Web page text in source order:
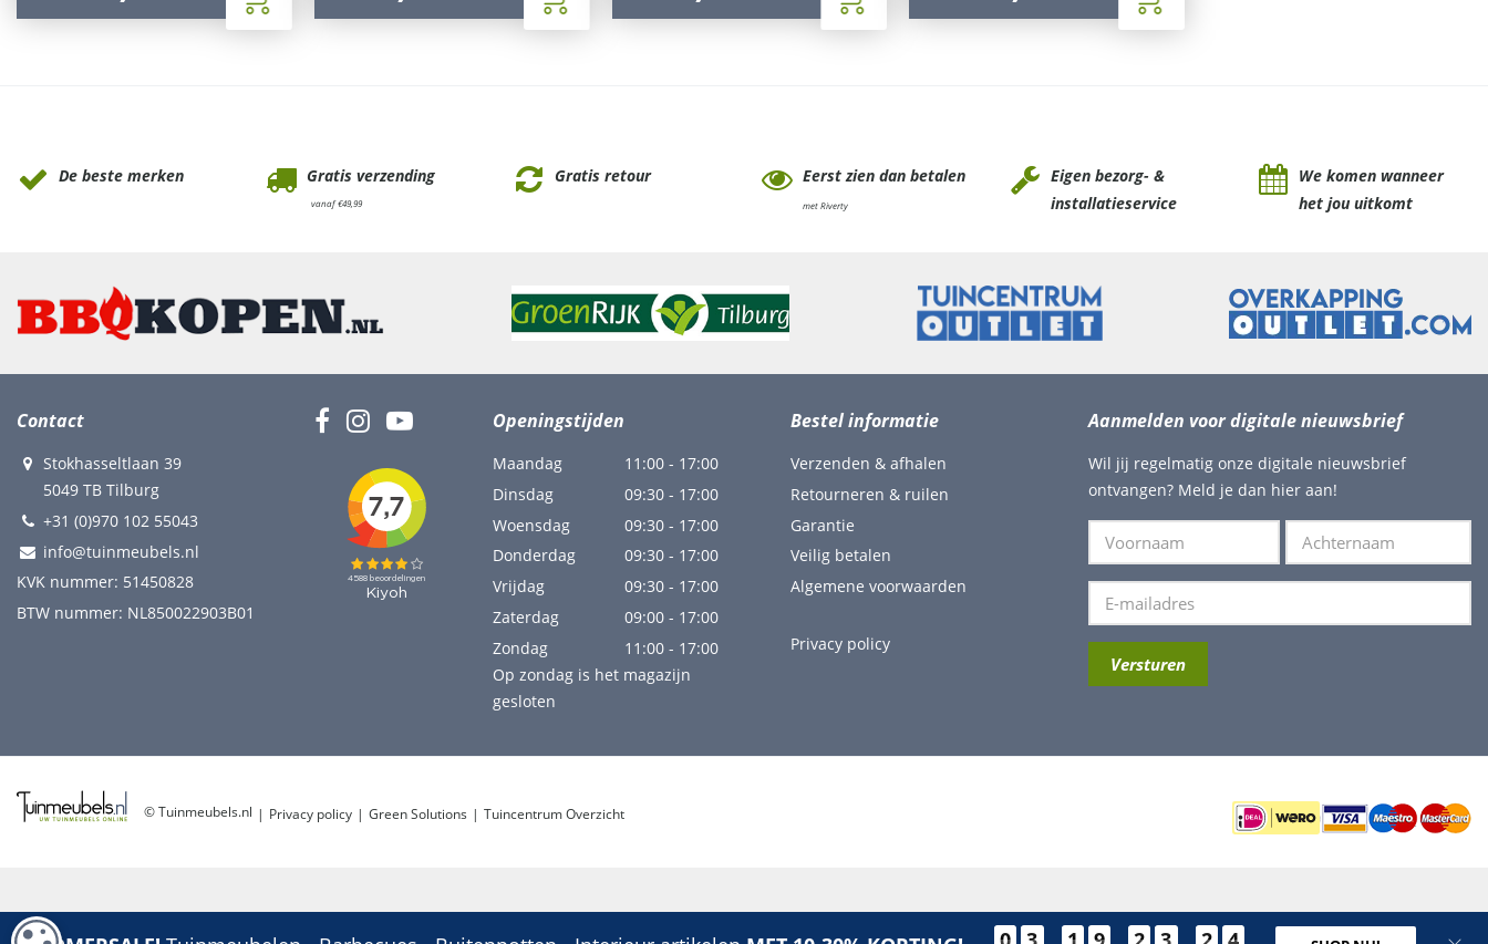
De beste merken Gratis verzending
vanaf €49,99
Gratis retour Eerst zien dan betalen
met Riverty
Eigen bezorg- &
installatieservice
We komen wanneer
het jou uitkomt
Contact
Stokhasseltlaan 39
5049 TB Tilburg
+31 (0)970 102 55043
info@tuinmeubels.nl
KVK nummer: 51450828
BTW nummer: NL850022903B01
Openingstijden
Maandag
11:00 - 17:00
Dinsdag
09:30 - 17:00
Woensdag
09:30 - 17:00
Donderdag
09:30 - 17:00
Vrijdag
09:30 - 17:00
Zaterdag
09:00 - 17:00
Zondag
11:00 - 17:00
Op zondag is het magazijn
gesloten
Bestel informatie
Verzenden & afhalen
Retourneren & ruilen
Garantie
Veilig betalen
Algemene voorwaarden
Privacy policy
Aanmelden voor digitale nieuwsbrief
Wil jij regelmatig onze digitale nieuwsbrief
ontvangen? Meld je dan hier aan!
© Tuinmeubels.nl Privacy policy Green Solutions Tuincentrum Overzicht